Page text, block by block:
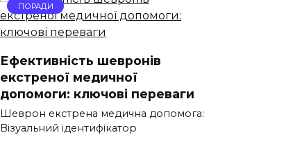
ПОРАДИ
Ефективність шевронів
екстреної медичної
допомоги: ключові переваги
Шеврон екстрена медична допомога:
Візуальний ідентифікатор